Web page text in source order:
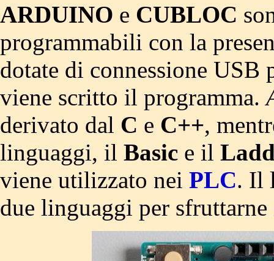
ARDUINO e CUBLOC
programmabili con la
dotate di connessione
viene scritto il programma.
derivato dal C e C++,
linguaggi, il Basic e il
viene utilizzato nei PLC. Il
due linguaggi per